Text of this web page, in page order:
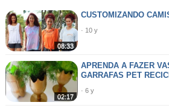
08:33
CUSTOMIZANDO
· 10 y
02:17
APRENDA A FAZER
GARRAFAS PET
· 6 y